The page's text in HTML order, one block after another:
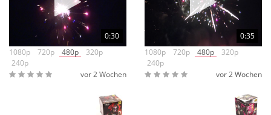
0:30
1080p
720p 480p
320p
240p
vor 2 Wochen
0:35
1080p
720p 480p
320p
240p
vor 2 Wochen